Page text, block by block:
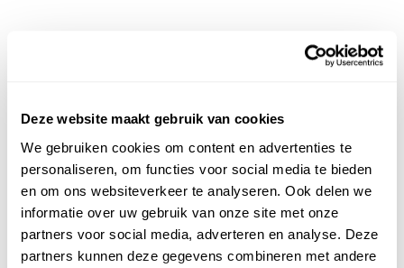
Deze website maakt gebruik van cookies
We gebruiken cookies om content en advertenties te
personaliseren, om functies voor social media te bieden
en om ons websiteverkeer te analyseren. Ook delen we
informatie over uw gebruik van onze site met onze
partners voor social media, adverteren en analyse. Deze
partners kunnen deze gegevens combineren met andere